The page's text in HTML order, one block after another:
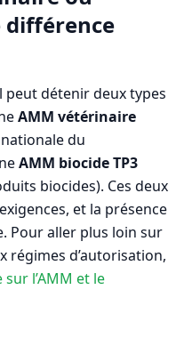
différence
détenir deux types
AMM vétérinaire
nationale du
AMM biocide TP3
biocides). Ces deux
et la présence
Pour aller plus loin sur
régimes d’autorisation,
sur l’AMM et le